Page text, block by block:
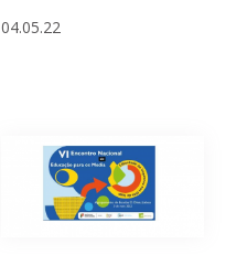
04.05.22